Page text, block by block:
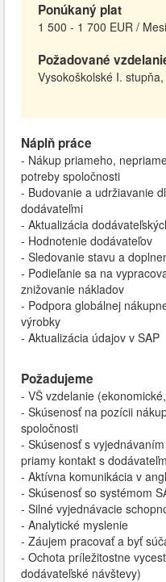
Ponúkaný plat
1 500 - 1 700 EUR /
Požadované
Vysokoškolské I.
Náplň práce
- Nákup priameho,
potreby spoločnosti
- Budovanie a udržiavanie
dodávateľmi
- Aktualizácia
- Hodnotenie dodávateľov
- Sledovanie stavu a
- Podieľanie sa na
znižovanie nákladov
- Podpora globálnej
výrobky
- Aktualizácia údajov v SAP
Požadujeme
- VŠ vzdelanie
- Skúsenosť na pozícii
spoločnosti
- Skúsenosť s
priamy kontakt s
- Aktívna komunikácia v
- Skúsenosť so systémom
- Silné vyjednávacie
- Analytické myslenie
- Záujem pracovať a byť
- Ochota príležitostne
dodávateľské návštevy)